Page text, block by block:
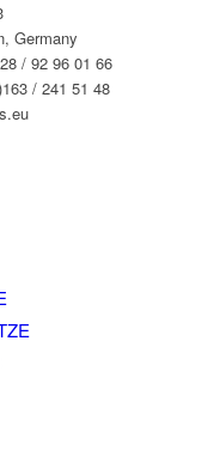
Germany
/ 92 96 01 66
/ 241 51 48